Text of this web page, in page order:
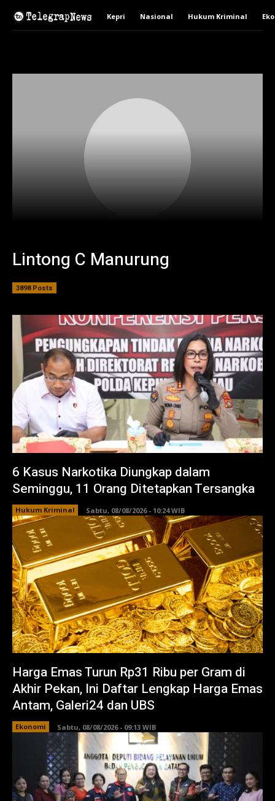
Kepri Nasional Hukum Kriminal
Lintong C Manurung
3898 Posts
6 Kasus Narkotika Diungkap dalam
Seminggu, 11 Orang Ditetapkan Tersangka
Hukum Kriminal Sabtu, 08/08/2026 - 10:24 WIB
Harga Emas Turun Rp31 Ribu per Gram di
Akhir Pekan, Ini Daftar Lengkap Harga Emas
Antam, Galeri24 dan UBS
Ekonomi Sabtu, 08/08/2026 - 09:13 WIB